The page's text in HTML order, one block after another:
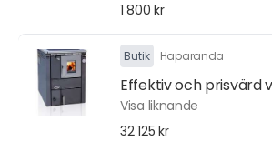
1 800 kr
Butik Haparanda
Effektiv och prisvärd
Visa liknande
32 125 kr